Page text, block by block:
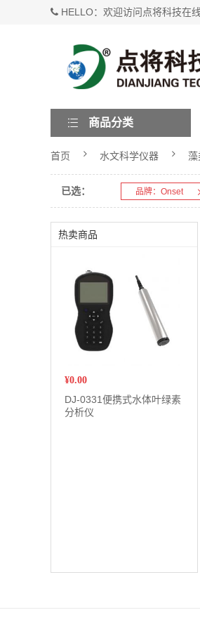
HELLO：欢迎访问点将科技在
商品分类
首页 水文科学仪器 藻
已选： 品牌：Onset
热卖商品
¥0.00
DJ-0331便携式水体叶绿素
分析仪